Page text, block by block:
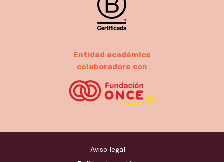
Entidad académica
colaboradora con
Aviso legal